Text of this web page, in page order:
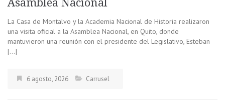
Asamblea Nacional
La Casa de Montalvo y la Academia Nacional de Historia realizaron
una visita oficial a la Asamblea Nacional, en Quito, donde
mantuvieron una reunión con el presidente del Legislativo, Esteban
[…]
6 agosto, 2026 Carrusel